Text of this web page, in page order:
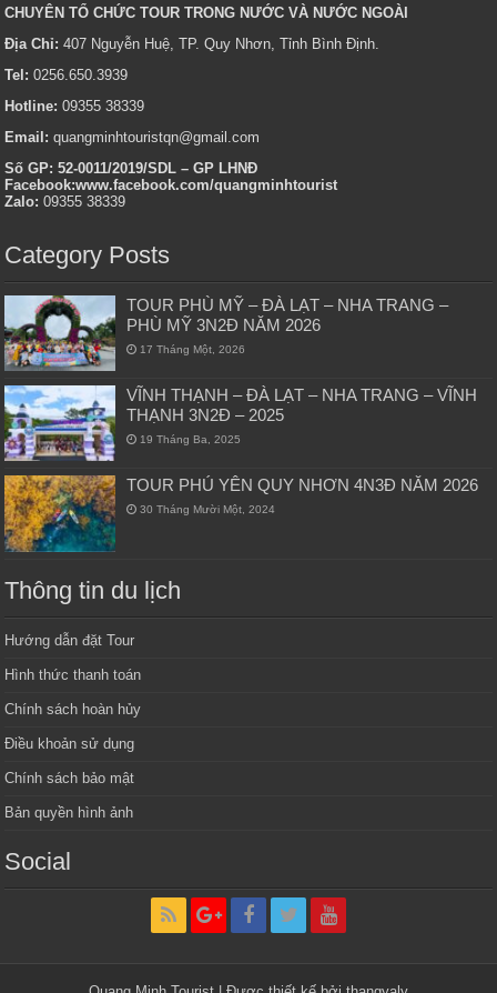
CHUYÊN TỔ CHỨC TOUR TRONG NƯỚC VÀ NƯỚC NGOÀI
Địa Chỉ: 407 Nguyễn Huệ, TP. Quy Nhơn, Tỉnh Bình Định.
Tel: 0256.650.3939
Hotline: 09355 38339
Email:quangminhtouristqn@gmail.com
Số GP: 52-0011/2019/SDL – GP LHNĐ
Facebook:www.facebook.com/quangminhtourist
Zalo: 09355 38339
Category Posts
TOUR PHÙ MỸ – ĐÀ LẠT – NHA TRANG –
PHÙ MỸ 3N2Đ NĂM 2026
17 Tháng Một, 2026
VĨNH THẠNH – ĐÀ LẠT – NHA TRANG – VĨNH
THẠNH 3N2Đ – 2025
19 Tháng Ba, 2025
TOUR PHÚ YÊN QUY NHƠN 4N3Đ NĂM 2026
30 Tháng Mười Một, 2024
Thông tin du lịch
Hướng dẫn đặt Tour
Hình thức thanh toán
Chính sách hoàn hủy
Điều khoản sử dụng
Chính sách bảo mật
Bản quyền hình ảnh
Social